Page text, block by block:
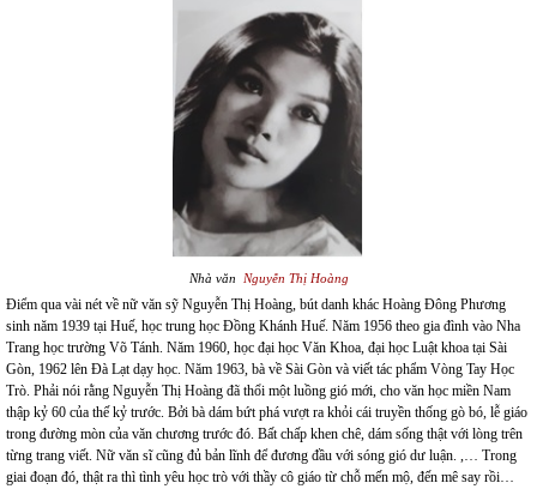
Nhà văn Nguyễn Thị Hoàng
Điểm qua vài nét về nữ văn sỹ Nguyễn Thị Hoàng, bút danh khác Hoàng Đông Phương
sinh năm 1939 tại Huế, học trung học Đồng Khánh Huế. Năm 1956 theo gia đình vào Nha
Trang học trường Võ Tánh. Năm 1960, học đại học Văn Khoa, đại học Luật khoa tại Sài
Gòn, 1962 lên Đà Lạt dạy học. Năm 1963, bà về Sài Gòn và viết tác phẩm Vòng Tay Học
Trò. Phải nói rằng Nguyễn Thị Hoàng đã thổi một luồng gió mới, cho văn học miền Nam
thập kỷ 60 của thế kỷ trước. Bởi bà dám bứt phá vượt ra khỏi cái truyền thống gò bó, lễ giáo
trong đường mòn của văn chương trước đó. Bất chấp khen chê, dám sống thật với lòng trên
từng trang viết. Nữ văn sĩ cũng đủ bản lĩnh để đương đầu với sóng gió dư luận. ,… Trong
giai đoạn đó, thật ra thì tình yêu học trò với thầy cô giáo từ chỗ mến mộ, đến mê say rồi…